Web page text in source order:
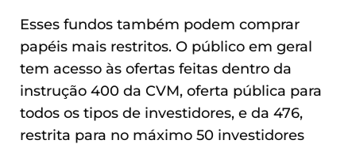
Esses fundos também podem comprar
papéis mais restritos. O público em geral
tem acesso às ofertas feitas dentro da
instrução 400 da CVM, oferta pública para
todos os tipos de investidores, e da 476,
restrita para no máximo 50 investidores